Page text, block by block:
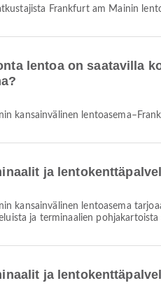
Frankfurt am Mainin
lentoa on saatavilla
kansainvälinen
ja
ja terminaalien
ja